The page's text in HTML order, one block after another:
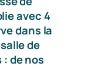
avec 4
dans la
de
de nos